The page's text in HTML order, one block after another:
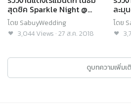
สุดชิค Sparkle Night @
Royal Orchid Sheraton
Hotel & Towers
โดย SabuyWedding
3,044Views ·27 ส.ค. 2018
ละมุ
@
โดย
ดูบทความเพิ่มเ